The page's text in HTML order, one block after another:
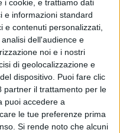
i cookie, e trattiamo dati
e informazioni standard
e contenuti personalizzati,
dell'audience e
noi e i nostri
di geolocalizzazione e
dispositivo. Puoi fare clic
partner il trattamento per le
puoi accedere a
le tue preferenze prima
Si rende noto che alcuni
hanno
informativi, con un
operativo, le
di carriera, con la